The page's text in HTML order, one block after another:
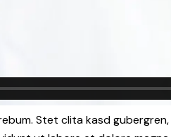
Stet clita kasd